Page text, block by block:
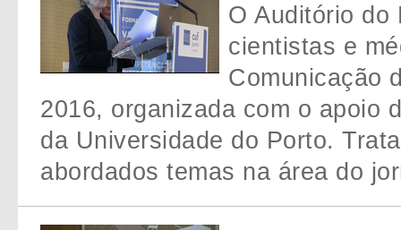
O Auditório do
cientistas e
Comunicação
2016, organizada com o apoio
da Universidade do Porto.
abordados temas na área do